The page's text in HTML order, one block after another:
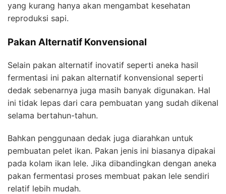
yang kurang hanya akan mengambat kesehatan
reproduksi sapi.
Pakan Alternatif Konvensional
Selain pakan alternatif inovatif seperti aneka hasil
fermentasi ini pakan alternatif konvensional seperti
dedak sebenarnya juga masih banyak digunakan. Hal
ini tidak lepas dari cara pembuatan yang sudah dikenal
selama bertahun-tahun.
Bahkan penggunaan dedak juga diarahkan untuk
pembuatan pelet ikan. Pakan jenis ini biasanya dipakai
pada kolam ikan lele. Jika dibandingkan dengan aneka
pakan fermentasi proses membuat pakan lele sendiri
relatif lebih mudah.